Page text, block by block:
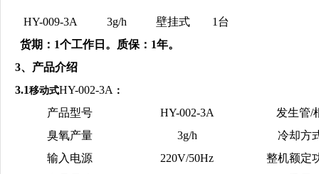
HY-009-3A 3g/h 壁挂式 1 台
货期： 1个工作日。质保：1年。
3、产品介绍
3.1移动式HY-002-3A ：
产品型号 HY-002-3A
发生管/
臭氧产量
3g/h
冷却方
输入电源
220V/50Hz
整机额定